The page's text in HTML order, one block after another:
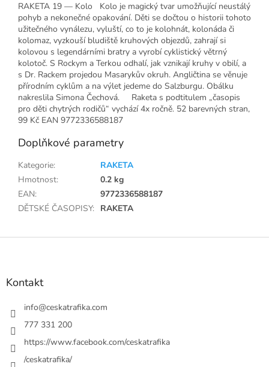
RAKETA 19 — Kolo Kolo je magický tvar umožňující neustálý
pohyb a nekonečné opakování. Děti se dočtou o historii tohoto
užitečného vynálezu, vyluští, co to je kolohnát, kolonáda či
kolomaz, vyzkouší bludiště kruhových objezdů, zahrají si
kolovou s legendárními bratry a vyrobí cyklistický větrný
kolotoč. S Rockym a Terkou odhalí, jak vznikají kruhy v obilí, a
s Dr. Rackem projedou Masarykův okruh. Angličtina se věnuje
přírodním cyklům a na výlet jedeme do Salzburgu. Obálku
nakreslila Simona Čechová. Raketa s podtitulem „časopis
pro děti chytrých rodičů“ vychází 4x ročně. 52 barevných stran,
99 Kč EAN 9772336588187
Doplňkové parametry
Kategorie:
RAKETA
Hmotnost:
0.2 kg
EAN:
9772336588187
DĚTSKÉ ČASOPISY: RAKETA
Z
Kontakt
info@ceskatrafika.com
777 331 200
https://www.facebook.com/ceskatrafika
/ceskatrafika/